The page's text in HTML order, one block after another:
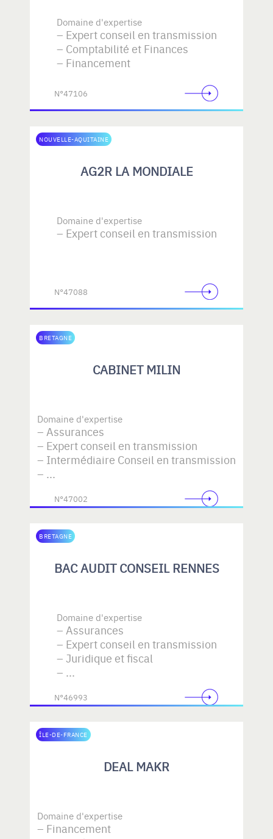
Domaine d'expertise
Expert conseil en transmission
Comptabilité et Finances
Financement
N°47106
NOUVELLE-AQUITAINE
AG2R LA MONDIALE
Domaine d'expertise
Expert conseil en transmission
N°47088
BRETAGNE
CABINET MILIN
Domaine d'expertise
Assurances
Expert conseil en transmission
Intermédiaire Conseil en transmission
...
N°47002
BRETAGNE
BAC AUDIT CONSEIL RENNES
Domaine d'expertise
Assurances
Expert conseil en transmission
Juridique et fiscal
...
N°46993
ÎLE-DE-FRANCE
DEAL MAKR
Domaine d'expertise
Financement